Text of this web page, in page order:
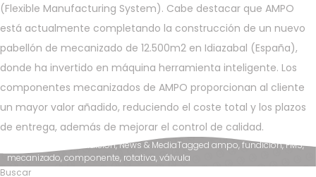
(Flexible Manufacturing System). Cabe destacar que AMPO
está actualmente completando la construcción de un nuevo
pabellón de mecanizado de 12.500m2 en Idiazabal (España),
donde ha invertido en máquina herramienta inteligente. Los
componentes mecanizados de AMPO proporcionan al cliente
un mayor valor añadido, reduciendo el coste total y los plazos
de entrega, además de mejorar el control de calidad.
AMPO Fundición,News & MediaTagged ampo,fundición,FMS,
mecanizado,componente, rotativa,válvula
Buscar